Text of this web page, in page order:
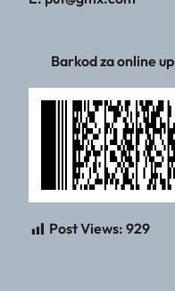
Barkod za online
Post Views: 929